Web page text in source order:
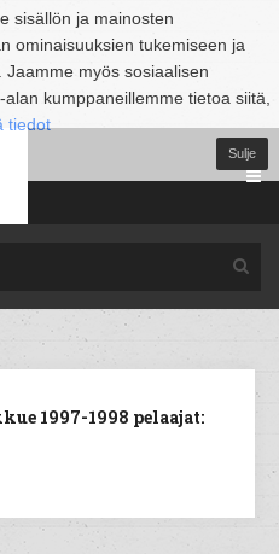
sisällön ja mainosten
ominaisuuksien tukemiseen ja
myös sosiaalisen
kumppaneillemme tietoa siitä,
tiedot
Sulje
1997-1998 pelaajat: